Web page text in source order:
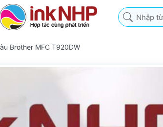
Nhập từ
Brother MFC T920DW